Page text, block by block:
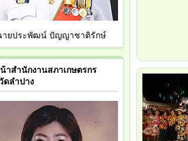
ายประพัฒน์ ปัญญาชาติรักษ์
าสำนักงานสภาเกษตรกร
ดลำปาง